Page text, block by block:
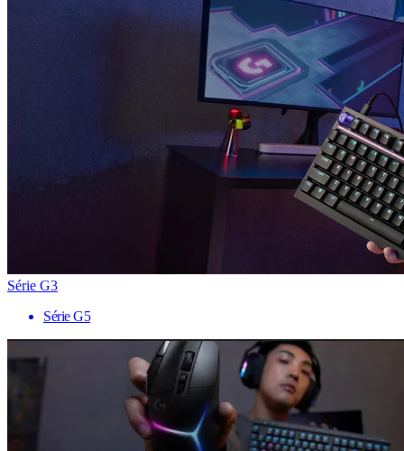
Série G3
Série G5